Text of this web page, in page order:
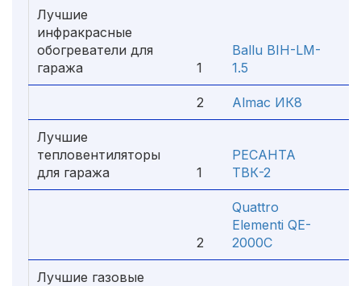
Лучшие
инфракрасные
обогреватели для
гаража
1
Ballu BIH-LM-
1.5
2 Almac ИК8
Лучшие
тепловентиляторы
для гаража
1
РЕСАНТА
ТВК-2
2
Quattro
Elementi QE-
2000C
Лучшие газовые